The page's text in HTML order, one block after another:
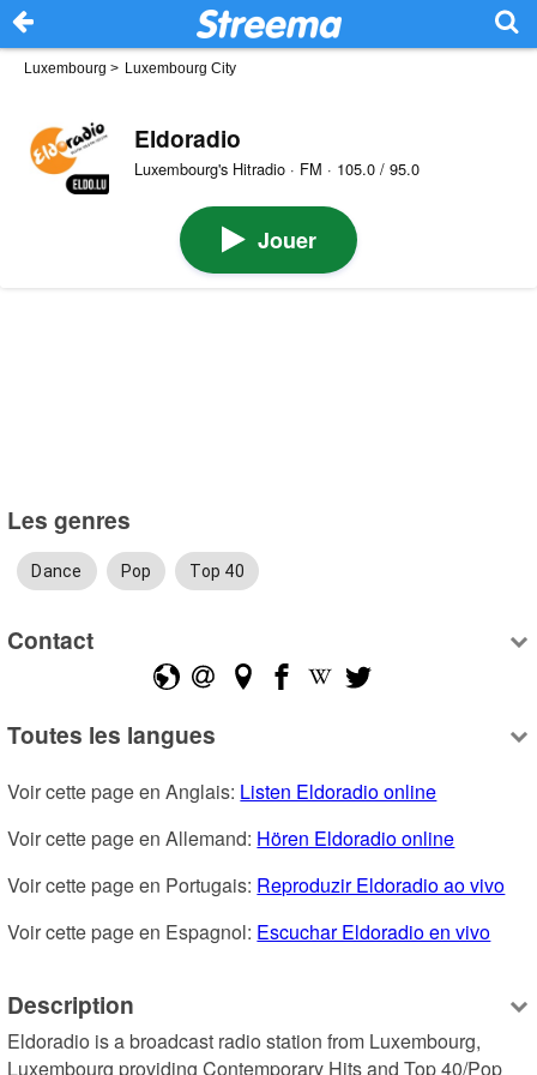
Luxembourg > Luxembourg City
Eldoradio
Luxembourg's Hitradio · FM · 105.0 / 95.0
Jouer
Les genres
Dance Pop Top 40
Contact
Toutes les langues
Voir cette page en Anglais: Listen Eldoradio online
Voir cette page en Allemand: Hören Eldoradio online
Voir cette page en Portugais: Reproduzir Eldoradio ao vivo
Voir cette page en Espagnol: Escuchar Eldoradio en vivo
Description
Eldoradio is a broadcast radio station from Luxembourg,
Luxembourg providing Contemporary Hits and Top 40/Pop